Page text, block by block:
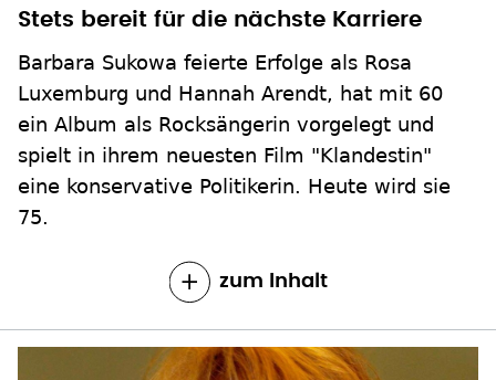
Stets bereit für die nächste Karriere
Barbara Sukowa feierte Erfolge als Rosa
Luxemburg und Hannah Arendt, hat mit 60
ein Album als Rocksängerin vorgelegt und
spielt in ihrem neuesten Film "Klandestin"
eine konservative Politikerin. Heute wird sie
75.
zum Inhalt